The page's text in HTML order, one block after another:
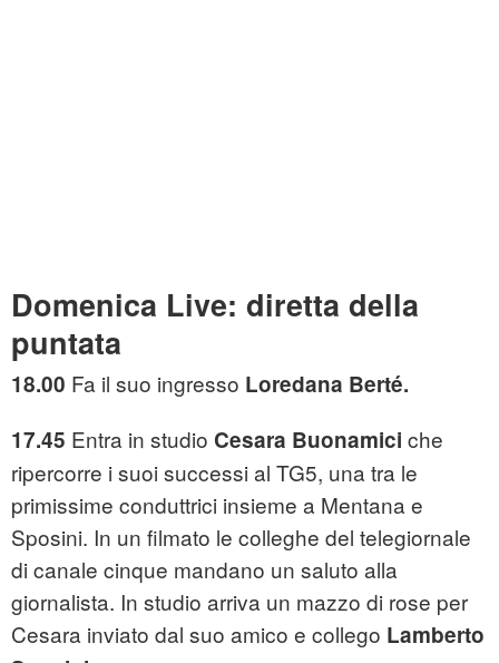
Domenica Live: diretta della
puntata
18.00 Fa il suo ingresso Loredana Berté.
17.45 Entra in studio Cesara Buonamici che
ripercorre i suoi successi al TG5, una tra le
primissime conduttrici insieme a Mentana e
Sposini. In un filmato le colleghe del telegiornale
di canale cinque mandano un saluto alla
giornalista. In studio arriva un mazzo di rose per
Cesara inviato dal suo amico e collego Lamberto